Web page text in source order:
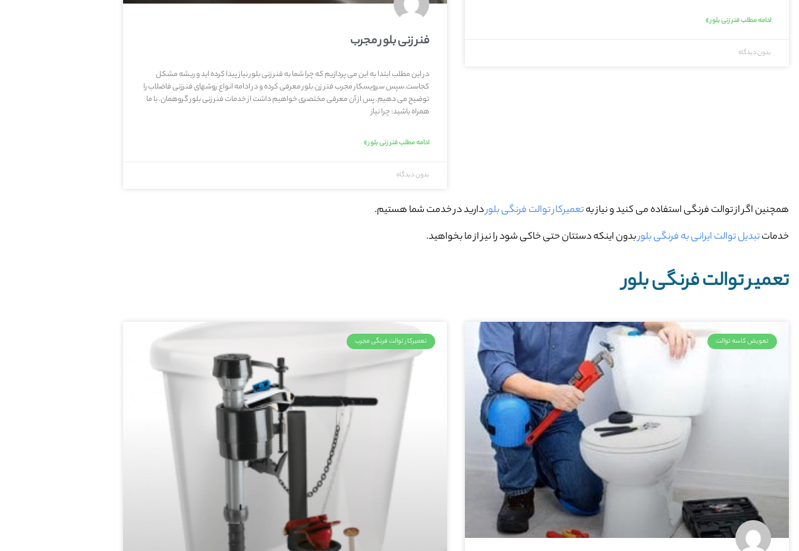
ادامه مطلب فنر زنی بلور »
بدون دیدگاه
فنر زنی بلور مجرب
در این مطلب ابتدا به این می پردازیم که چرا شما به فنر زنی بلور نیاز پیدا کرده اید و ریشه مشکل
کجاست.سپس سرویسکار مجرب فنر زن بلور معرفی کرده و در ادامه انواع روشهای فنرزنی فاضلاب را
توضیح می دهیم. پس از آن معرفی مختصری خواهیم داشت از خدمات فنر زنی بلور گروهمان. با ما
همراه باشید: چرا نیاز
ادامه مطلب فنر زنی بلور »
بدون دیدگاه
همچنین اگر از توالت فرنگی استفاده می کنید و نیاز بهتعمیرکار توالت فرنگی بلوردارید در خدمت شما هستیم.
خدماتتبدیل توالت ایرانی به فرنگی بلوربدون اینکه دستتان حتی خاکی شود را نیز از ما بخواهید.
تعمیر توالت فرنگی بلور
تعویض کاسه توالت تعمیرکار توالت فرنگی مجرب